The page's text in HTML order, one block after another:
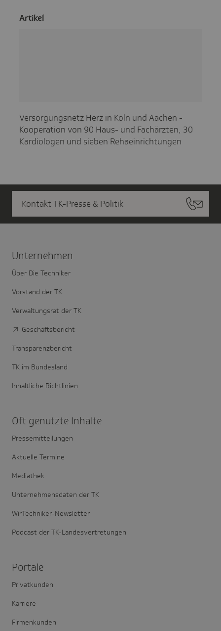
Artikel
Versorgungsnetz Herz in Köln und Aachen -
Kooperation von 90 Haus- und Fachärzten, 30
Kardiologen und sieben Rehaeinrichtungen
Kontakt TK-Presse & Politik
Unter­nehmen
Über Die Techniker
Vorstand der TK
Verwaltungsrat der TK
Geschäftsbericht
Transparenzbericht
TK im Bundesland
Inhaltliche Richtlinien
Oft genutzte Inhalte
Pressemitteilungen
Aktuelle Termine
Mediathek
Unternehmensdaten der TK
WirTechniker-Newsletter
Podcast der TK-Landesvertretungen
Portale
Privatkunden
Karriere
Firmenkunden